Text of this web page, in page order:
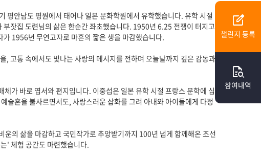
edit_square
챌린지 등록
quick_reference_all
참여내역
안남도 평원에서 태어나 일본 문화학원에서 유학했습니다. 유학 시절
잣집 도련님의 삶은 한순간 좌초했습니다. 1950년 6.25 전쟁이 터지고
1956년 무연고자로 마흔의 짧은 생을 마감했습니다.
고통 속에서도 빛나는 사랑의 메시지를 전하며 오늘날까지 깊은 감동과
가 바로 엽서와 편지입니다. 이중섭은 일본 유학 시절 프랑스 문학에 심
술혼을 불사르면서도, 사랑스러운 삽화를 그려 아내와 아이들에게 다정
의 삶을 마감하고 국민작가로 추앙받기까지 100년 넘게 함께해온 조선
' 체험 공간도 마련했습니다.